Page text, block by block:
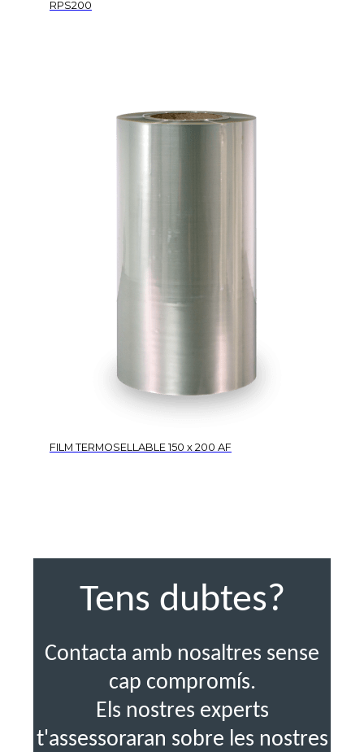
RPS200
FILM TERMOSELLABLE 150 x 200 AF
Tens dubtes?
Contacta amb nosaltres sense
cap compromís.
Els nostres experts
t'assessoraran sobre les nostres